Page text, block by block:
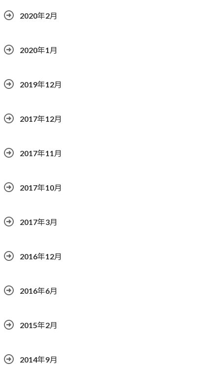
2020年2月
2020年1月
2019年12月
2017年12月
2017年11月
2017年10月
2017年3月
2016年12月
2016年6月
2015年2月
2014年9月